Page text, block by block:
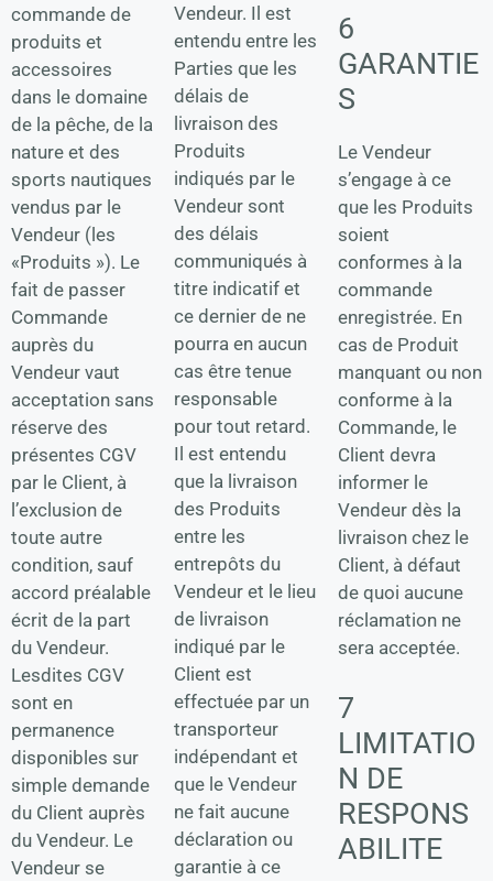
commande de
produits et
accessoires
dans le domaine
de la pêche, de la
nature et des
sports nautiques
vendus par le
Vendeur (les
«Produits »). Le
fait de passer
Commande
auprès du
Vendeur vaut
acceptation sans
réserve des
présentes CGV
par le Client, à
l’exclusion de
toute autre
condition, sauf
accord préalable
écrit de la part
du Vendeur.
Lesdites CGV
sont en
permanence
disponibles sur
simple demande
du Client auprès
du Vendeur. Le
Vendeur se
Vendeur. Il est
entendu entre les
Parties que les
délais de
livraison des
Produits
indiqués par le
Vendeur sont
des délais
communiqués à
titre indicatif et
ce dernier de ne
pourra en aucun
cas être tenue
responsable
pour tout retard.
Il est entendu
que la livraison
des Produits
entre les
entrepôts du
Vendeur et le lieu
de livraison
indiqué par le
Client est
effectuée par un
transporteur
indépendant et
que le Vendeur
ne fait aucune
déclaration ou
garantie à ce
6
GARANTIE
S
Le Vendeur
s’engage à ce
que les Produits
soient
conformes à la
commande
enregistrée. En
cas de Produit
manquant ou non
conforme à la
Commande, le
Client devra
informer le
Vendeur dès la
livraison chez le
Client, à défaut
de quoi aucune
réclamation ne
sera acceptée.
7
LIMITATIO
N DE
RESPONS
ABILITE